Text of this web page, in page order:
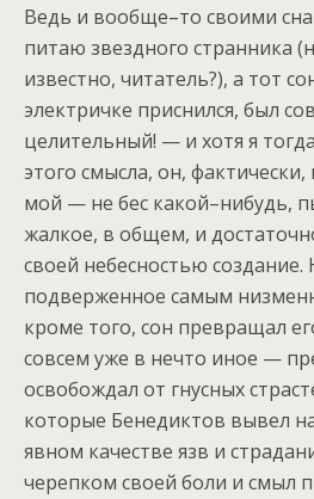
Ведь и вообще–то своими
питаю звездного странника
известно, читатель?), а тот
электричке приснился, был
целительный! — и хотя я
этого смысла, он,
мой — не бес какой–нибудь,
жалкое, в общем, и
своей небесностью
подверженное самым
кроме того, сон превращал
совсем уже в нечто иное —
освобождал от гнусных
которые Бенедиктов вывел
явном качестве язв и
черепком своей боли и смыл